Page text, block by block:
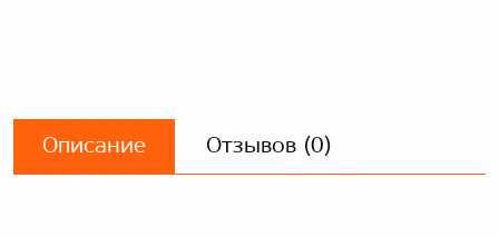
Описание Отзывов (0)